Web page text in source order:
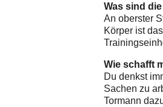
Was sind
An oberster
Körper ist
Wie schafft
Du denkst
Sachen zu
Tormann